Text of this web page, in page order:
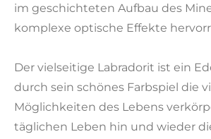
im geschichteten Aufbau des
komplexe optische Effekte
Der vielseitige Labradorit ist ein
durch sein schönes Farbspiel die
Möglichkeiten des Lebens
täglichen Leben hin und wieder